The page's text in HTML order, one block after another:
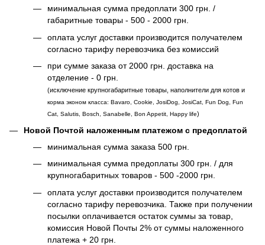
минимальная сумма предоплати 300 грн. /
габаритные товары - 500 - 2000 грн.
оплата услуг доставки производится получателем
согласно тарифу перевозчика без комиссий
при сумме заказа от 2000 грн. доставка на
отделение - 0 грн.
(исключение крупногабаритные товары, наполнители для котов и
корма эконом класса: Bavaro, Cookie, JosiDog, JosiCat, Fun Dog, Fun
Cat, Salutis, Bosch, Sanabelle, Bon Appetit, Happy life)
Новой Почтой наложенным платежом с предоплатой
минимальная сумма заказа 500 грн.
минимальная сумма предоплаты 300 грн. / для
крупногабаритных товаров - 500 -2000 грн.
оплата услуг доставки производится получателем
согласно тарифу перевозчика. Также при получении
посылки оплачивается остаток суммы за товар,
комиссия Новой Почты 2% от суммы наложенного
платежа + 20 грн.